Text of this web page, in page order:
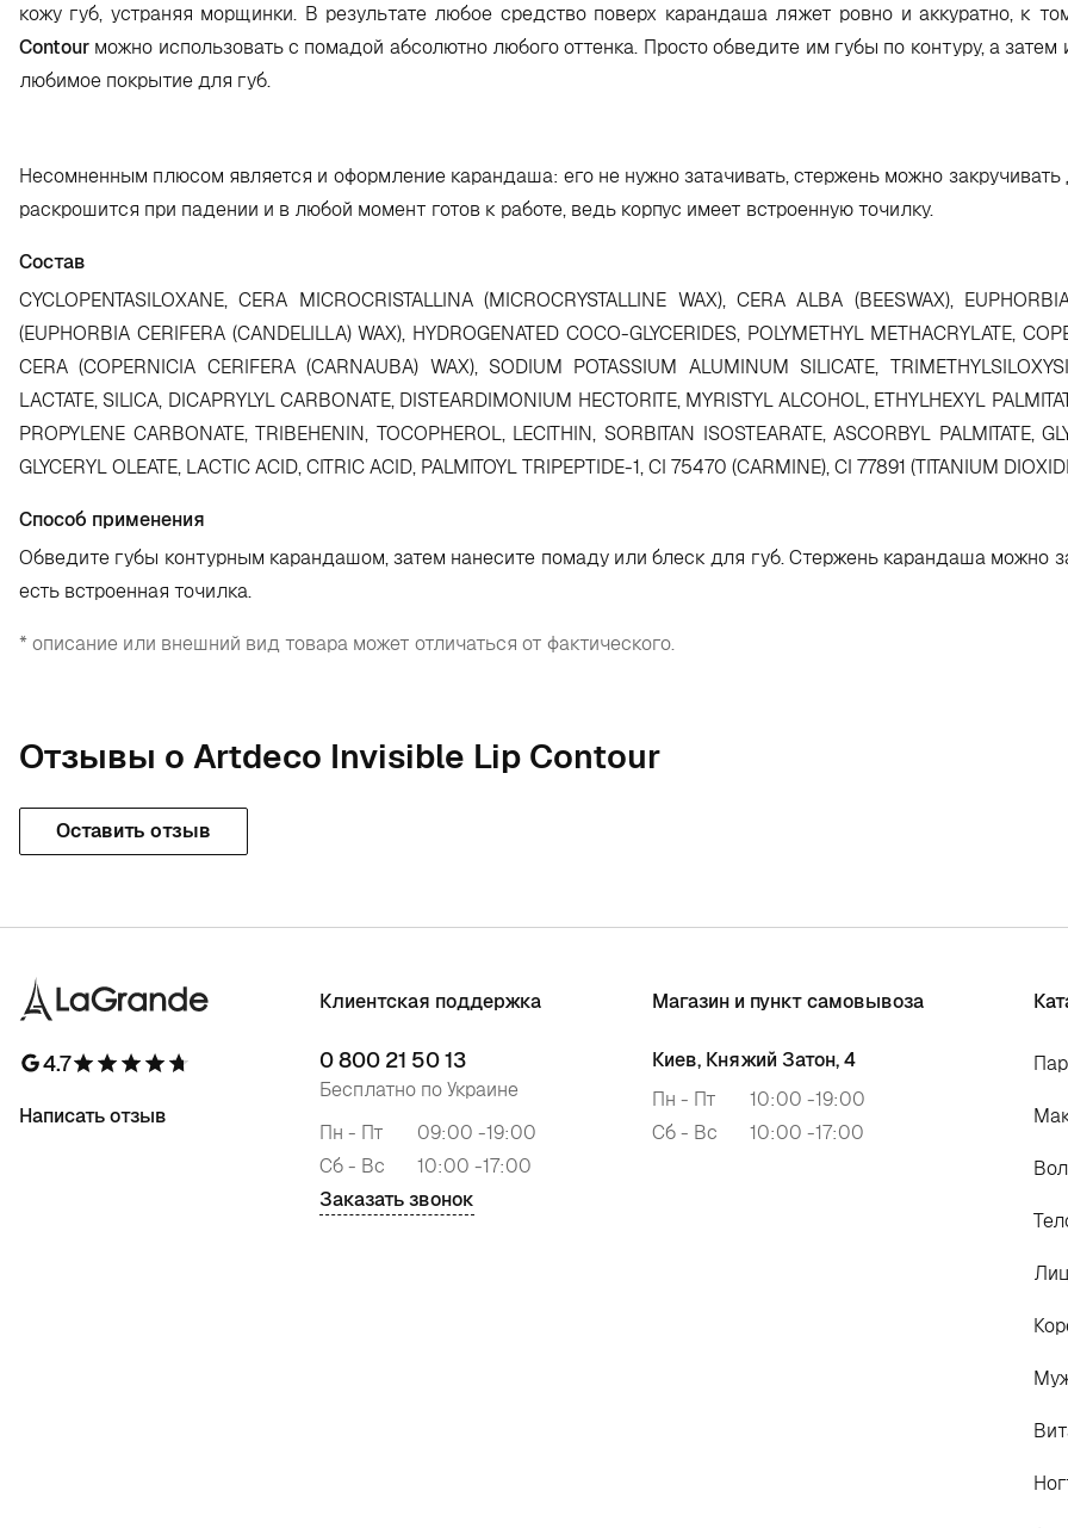
кожу губ, устраняя морщинки. В результате любое средство поверх карандаша ляжет ровно и аккуратно, к
Contour можно использовать с помадой абсолютно любого оттенка. Просто обведите им губы по контуру, а затем
любимое покрытие для губ.
Несомненным плюсом является и оформление карандаша: его не нужно затачивать, стержень можно
раскрошится при падении и в любой момент готов к работе, ведь корпус имеет встроенную точилку.
Состав
CYCLOPENTASILOXANE, CERA MICROCRISTALLINA (MICROCRYSTALLINE WAX), CERA ALBA (BEESWAX),
(EUPHORBIA CERIFERA (CANDELILLA) WAX), HYDROGENATED COCO-GLYCERIDES, POLYMETHYL METHACRYLATE,
CERA (COPERNICIA CERIFERA (CARNAUBA) WAX), SODIUM POTASSIUM ALUMINUM SILICATE,
LACTATE, SILICA, DICAPRYLYL CARBONATE, DISTEARDIMONIUM HECTORITE, MYRISTYL ALCOHOL, ETHYLHEXYL
PROPYLENE CARBONATE, TRIBEHENIN, TOCOPHEROL, LECITHIN, SORBITAN ISOSTEARATE, ASCORBYL PALMITATE,
GLYCERYL OLEATE, LACTIC ACID, CITRIC ACID, PALMITOYL TRIPEPTIDE-1, CI 75470 (CARMINE), CI 77891 (TITANIUM
Способ применения
Обведите губы контурным карандашом, затем нанесите помаду или блеск для губ. Стержень карандаша можно
есть встроенная точилка.
* описание или внешний вид товара может отличаться от фактического.
Отзывы о Artdeco Invisible Lip Contour
Оставить отзыв
4.7
Написать отзыв
Клиентская поддержка
0 800 21 50 13
Бесплатно по Украине
Пн - Пт
09:00 -19:00
Сб - Вс
10:00 -17:00
Заказать звонок
Магазин и пункт самовывоза
Киев, Княжий Затон, 4
Пн - Пт
10:00 -19:00
Сб - Вс
10:00 -17:00